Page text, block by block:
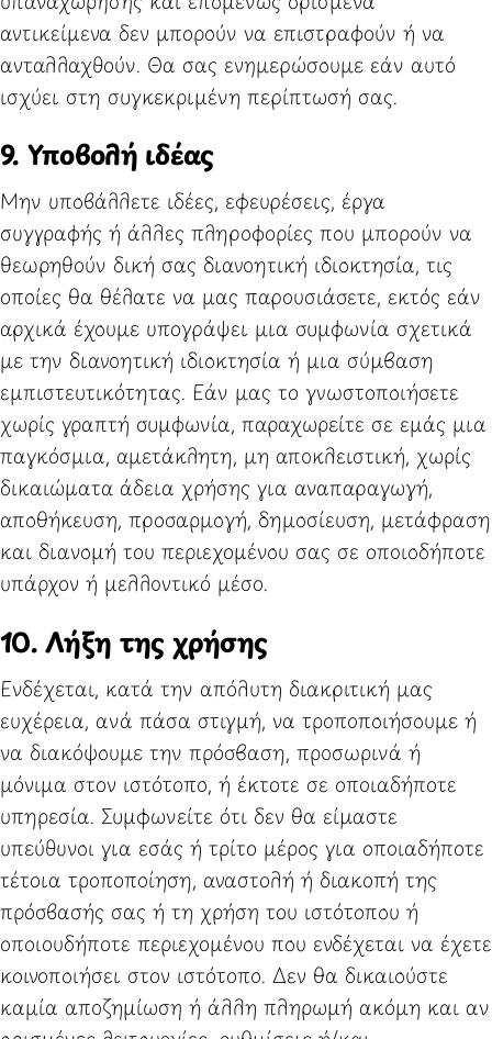
αντικείμενα δεν μπορούν να επιστραφούν ή να
ανταλλαχθούν. Θα σας ενημερώσουμε εάν αυτό
ισχύει στη συγκεκριμένη περίπτωσή σας.
9. Υποβολή ιδέας
Μην υποβάλλετε ιδέες, εφευρέσεις, έργα
συγγραφής ή άλλες πληροφορίες που μπορούν να
θεωρηθούν δική σας διανοητική ιδιοκτησία, τις
οποίες θα θέλατε να μας παρουσιάσετε, εκτός εάν
αρχικά έχουμε υπογράψει μια συμφωνία σχετικά
με την διανοητική ιδιοκτησία ή μια σύμβαση
εμπιστευτικότητας. Εάν μας το γνωστοποιήσετε
χωρίς γραπτή συμφωνία, παραχωρείτε σε εμάς μια
παγκόσμια, αμετάκλητη, μη αποκλειστική, χωρίς
δικαιώματα άδεια χρήσης για αναπαραγωγή,
αποθήκευση, προσαρμογή, δημοσίευση, μετάφραση
και διανομή του περιεχομένου σας σε οποιοδήποτε
υπάρχον ή μελλοντικό μέσο.
10. Λήξη της χρήσης
Ενδέχεται, κατά την απόλυτη διακριτική μας
ευχέρεια, ανά πάσα στιγμή, να τροποποιήσουμε ή
να διακόψουμε την πρόσβαση, προσωρινά ή
μόνιμα στον ιστότοπο, ή έκτοτε σε οποιαδήποτε
υπηρεσία. Συμφωνείτε ότι δεν θα είμαστε
υπεύθυνοι για εσάς ή τρίτο μέρος για οποιαδήποτε
τέτοια τροποποίηση, αναστολή ή διακοπή της
πρόσβασής σας ή τη χρήση του ιστότοπου ή
οποιουδήποτε περιεχομένου που ενδέχεται να έχετε
κοινοποιήσει στον ιστότοπο. Δεν θα δικαιούστε
καμία αποζημίωση ή άλλη πληρωμή ακόμη και αν